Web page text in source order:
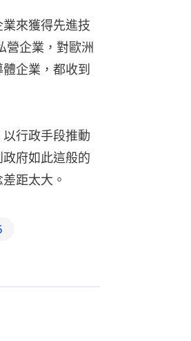
來獲得先進技
營企業，對歐洲
企業，都收到
行政手段推動
府如此這般的
距太大。